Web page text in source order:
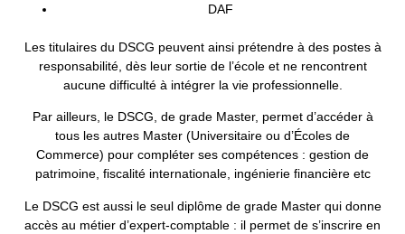
DAF
Les titulaires du DSCG peuvent ainsi prétendre à des postes à
responsabilité, dès leur sortie de l’école et ne rencontrent
aucune difficulté à intégrer la vie professionnelle.
Par ailleurs, le DSCG, de grade Master, permet d’accéder à
tous les autres Master (Universitaire ou d’Écoles de
Commerce) pour compléter ses compétences : gestion de
patrimoine, fiscalité internationale, ingénierie financière etc
Le DSCG est aussi le seul diplôme de grade Master qui donne
accès au métier d’expert-comptable : il permet de s’inscrire en